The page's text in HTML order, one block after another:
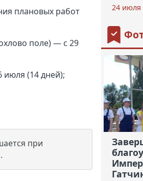
плановых работ
поле) — с 29
(14 дней);
при
.
24 июля